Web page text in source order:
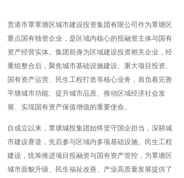
贵港市覃覃塘区城市建设投资集团有限公司作为覃塘区
重点国有独资企业，是区域内核心的投融资主体与国有
资产经营实体。集团前身为区域建设投资相关企业，经
重组整合后，聚焦城市基础设施建设、重大项目投资、
国有资产运营、民生工程打造等核心业务，肩负着完善
平塘城市功能、提升城市品质、推动区域经济社会发
展、实现国有资产保值增值的重要使命。
自成立以来，覃塘城投集团始终坚守国企担当，深耕城
市建设赛道，先后参与区域内多项基础设施、民生工程
建设，统筹推进项目投融资与国有资产管控，为覃塘区
城市面貌升级、民生福祉改善、产业高质量发展提供了